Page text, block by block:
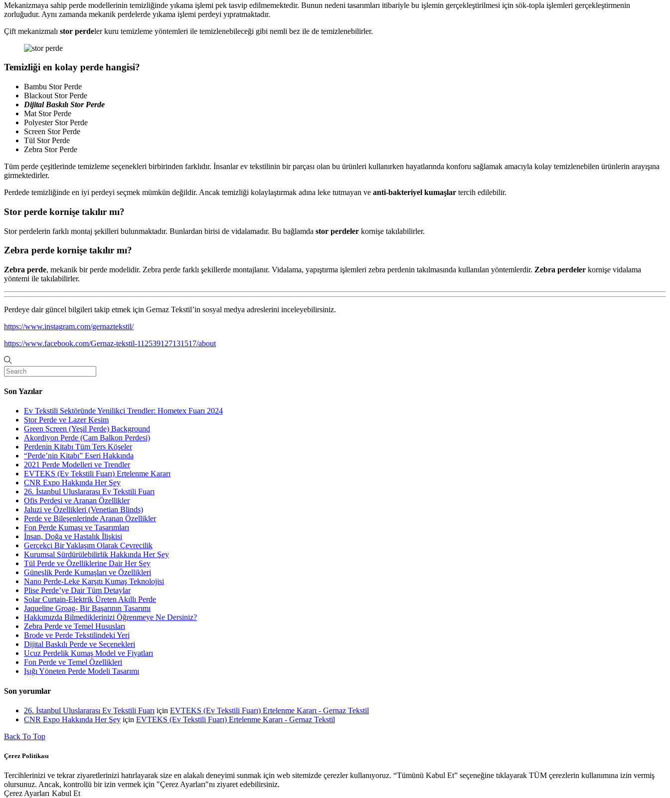
Mekanizmaya sahip perde modellerinin temizliğinde yıkama işlemi pek tasvip edilmemektedir. Bunun nedeni tasarımları itibariyle bu işlemin gerçekleştirilmesi için sök-topla işlemleri gerçekleştirmenin
zorluğudur. Aynı zamanda mekanik perdelerde yıkama işlemi perdeyi yıpratmaktadır.
Çift mekanizmalı stor perdeler kuru temizleme yöntemleri ile temizlenebileceği gibi nemli bez ile de temizlenebilirler.
Temizliği en kolay perde hangisi?
Bambu Stor Perde
Blackout Stor Perde
Dijital Baskılı Stor Perde
Mat Stor Perde
Polyester Stor Perde
Screen Stor Perde
Tül Stor Perde
Zebra Stor Perde
Tüm perde çeşitlerinde temizleme seçenekleri birbirinden farklıdır. İnsanlar ev tekstilinin bir parçası olan bu ürünleri kullanırken hayatlarında konforu sağlamak amacıyla kolay temizlenebilen ürünlerin arayışına
girmektedirler.
Perdede temizliğinde en iyi perdeyi seçmek mümkün değildir. Ancak temizliği kolaylaştırmak adına leke tutmayan ve anti-bakteriyel kumaşlar tercih edilebilir.
Stor perde kornişe takılır mı?
Stor perdelerin farklı montaj şekilleri bulunmaktadır. Bunlardan birisi de vidalamadır. Bu bağlamda stor perdeler kornişe takılabilirler.
Zebra perde kornişe takılır mı?
Zebra perde, mekanik bir perde modelidir. Zebra perde farklı şekillerde montajlanır. Vidalama, yapıştırma işlemleri zebra perdenin takılmasında kullanılan yöntemlerdir. Zebra perdeler kornişe vidalama
yöntemi ile takılabilirler.
Perdeye dair güncel bilgileri takip etmek için Gernaz Tekstil’in sosyal medya adreslerini inceleyebilirsiniz.
https://www.instagram.com/gernaztekstil/
https://www.facebook.com/Gernaz-tekstil-112539127131517/about
Son Yazılar
Ev Tekstili Sektöründe Yenilikçi Trendler: Hometex Fuarı 2024
Stor Perde ve Lazer Kesim
Green Screen (Yeşil Perde) Background
Akordiyon Perde (Cam Balkon Perdesi)
Perdenin Kitabı Tüm Ters Köşeler
“Perde’nin Kitabı” Eseri Hakkında
2021 Perde Modelleri ve Trendler
EVTEKS (Ev Tekstili Fuarı) Ertelenme Kararı
CNR Expo Hakkında Her Şey
26. İstanbul Uluslararası Ev Tekstili Fuarı
Ofis Perdesi ve Aranan Özellikler
Jaluzi ve Özellikleri (Venetian Blinds)
Perde ve Bileşenlerinde Aranan Özellikler
Fon Perde Kumaşı ve Tasarımları
İnsan, Doğa ve Hastalık İlişkisi
Gerçekçi Bir Yaklaşım Olarak Çevrecilik
Kurumsal Sürdürülebilirlik Hakkında Her Şey
Tül Perde ve Özelliklerine Dair Her Şey
Güneşlik Perde Kumaşları ve Özellikleri
Nano Perde-Leke Karşıtı Kumaş Teknolojisi
Plise Perde’ye Dair Tüm Detaylar
Solar Curtain-Elektrik Üreten Akıllı Perde
Jaqueline Groag- Bir Başarının Tasarımı
Hakkımızda Bilmediklerinizi Öğrenmeye Ne Dersiniz?
Zebra Perde ve Temel Hususları
Brode ve Perde Tekstilindeki Yeri
Dijital Baskılı Perde ve Seçenekleri
Ucuz Perdelik Kumaş Model ve Fiyatları
Fon Perde ve Temel Özellikleri
Işığı Yöneten Perde Modeli Tasarımı
Son yorumlar
26. İstanbul Uluslararası Ev Tekstili Fuarı için EVTEKS (Ev Tekstili Fuarı) Ertelenme Kararı - Gernaz Tekstil
CNR Expo Hakkında Her Şey için EVTEKS (Ev Tekstili Fuarı) Ertelenme Kararı - Gernaz Tekstil
Back To Top
Çerez Politikası
Tercihlerinizi ve tekrar ziyaretlerinizi hatırlayarak size en alakalı deneyimi sunmak için web sitemizde çerezler kullanıyoruz. “Tümünü Kabul Et” seçeneğine tıklayarak TÜM çerezlerin kullanımına izin vermiş
olursunuz. Ancak, kontrollü bir izin vermek için "Çerez Ayarları"nı ziyaret edebilirsiniz.
Çerez Ayarları Kabul Et